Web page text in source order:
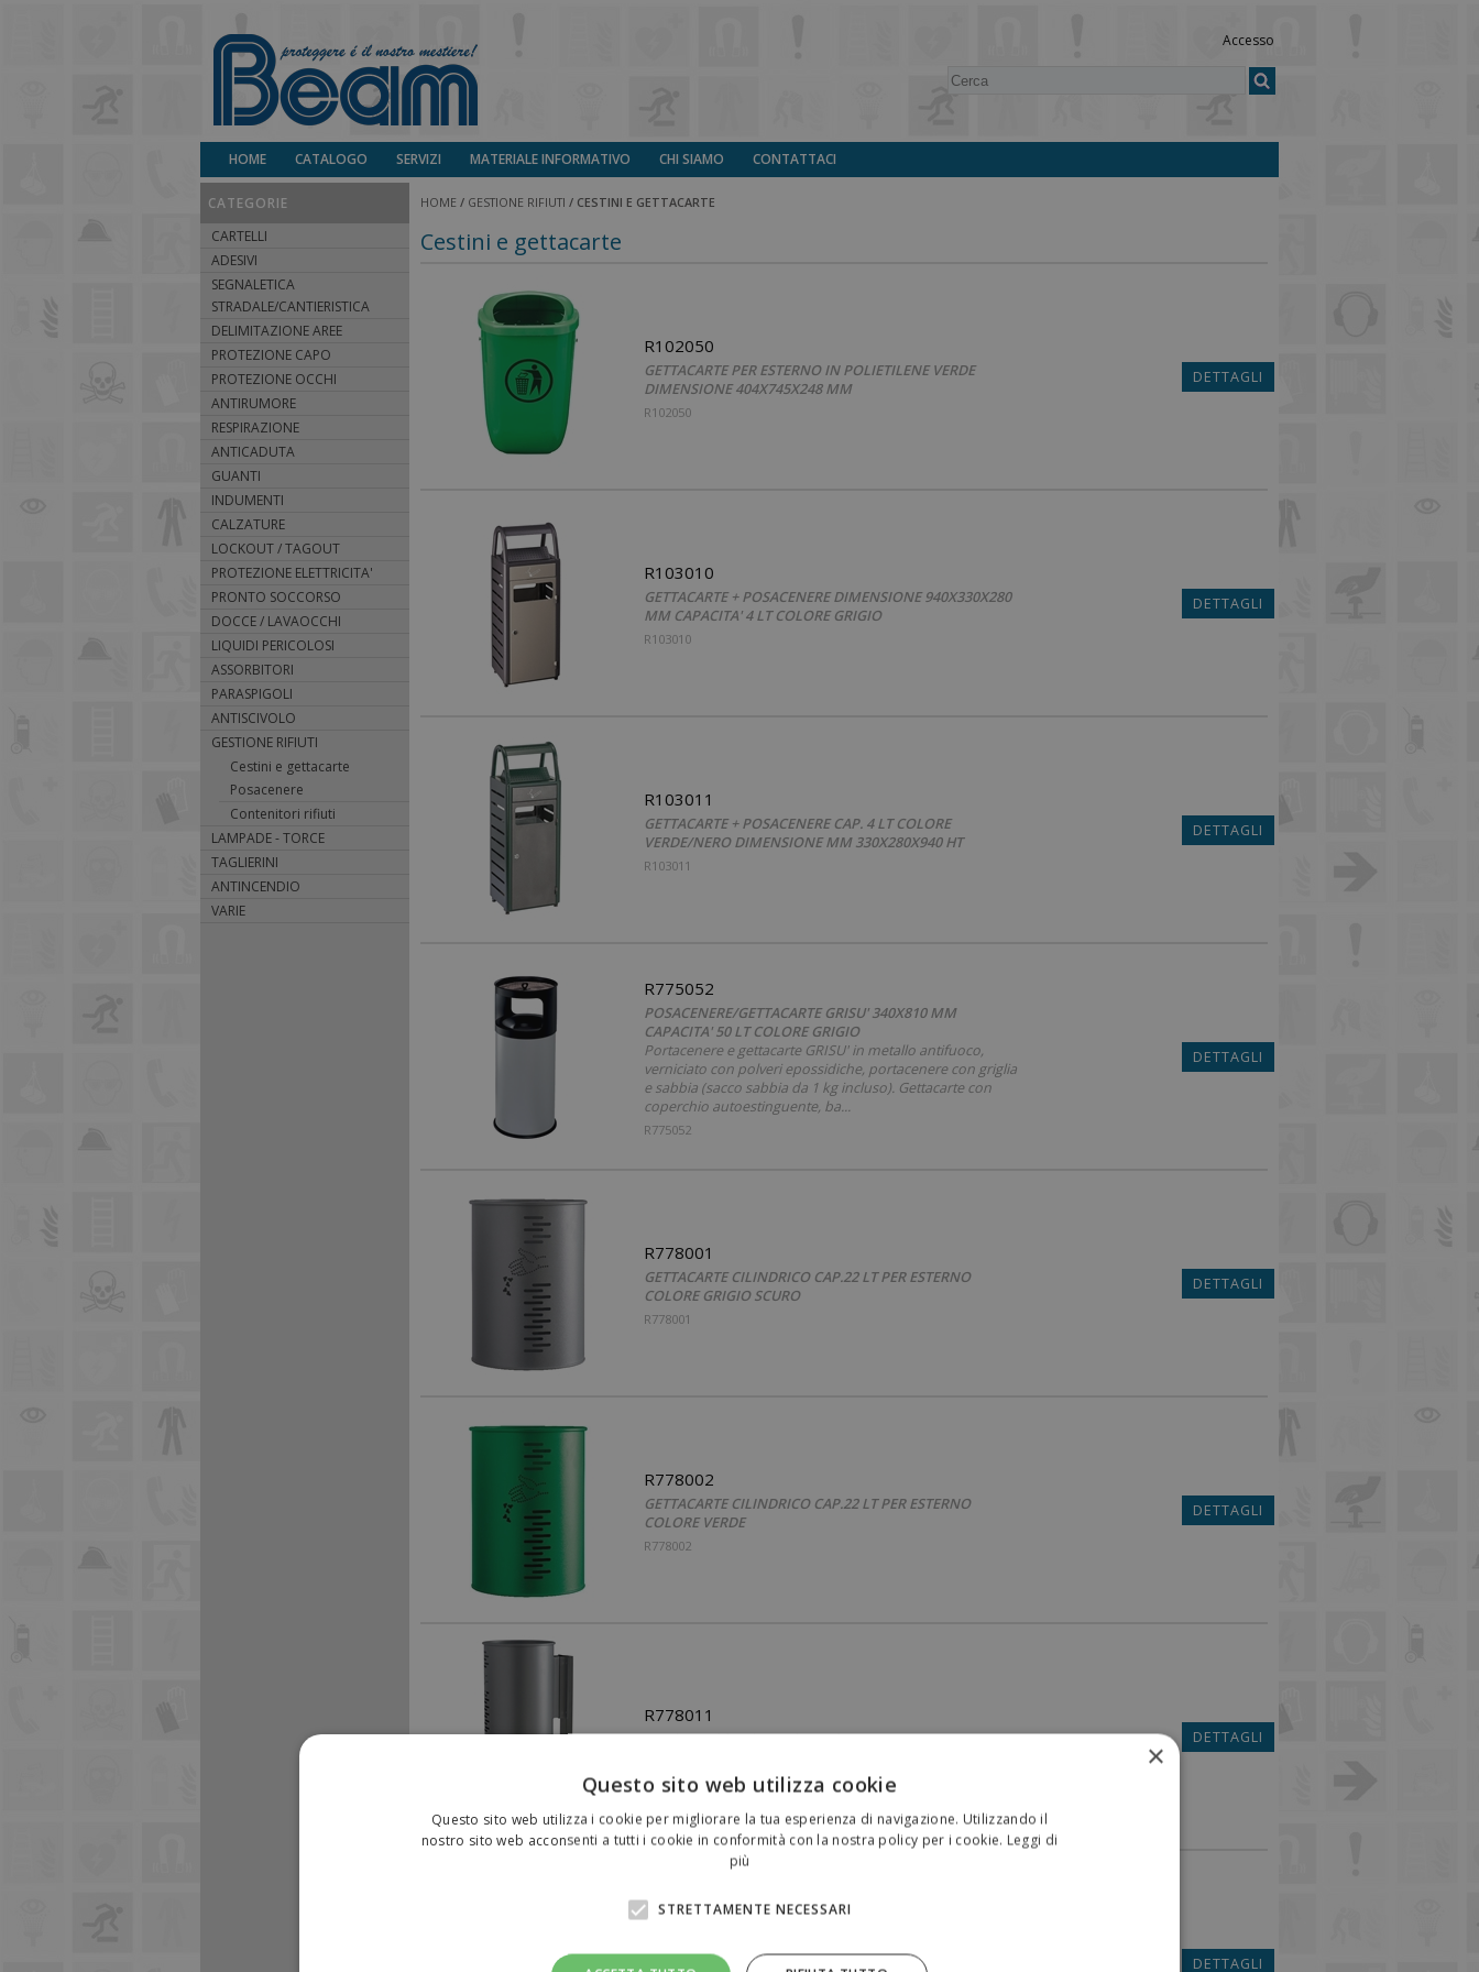
Accesso
HOME CATALOGO SERVIZI MATERIALE INFORMATIVO CHI SIAMO CONTATTACI
CATEGORIE
CARTELLI
ADESIVI
SEGNALETICA
STRADALE/CANTIERISTICA
DELIMITAZIONE AREE
PROTEZIONE CAPO
PROTEZIONE OCCHI
ANTIRUMORE
RESPIRAZIONE
ANTICADUTA
GUANTI
INDUMENTI
CALZATURE
LOCKOUT / TAGOUT
PROTEZIONE ELETTRICITA'
PRONTO SOCCORSO
DOCCE / LAVAOCCHI
LIQUIDI PERICOLOSI
ASSORBITORI
PARASPIGOLI
ANTISCIVOLO
GESTIONE RIFIUTI
Cestini e gettacarte
Posacenere
Contenitori rifiuti
LAMPADE - TORCE
TAGLIERINI
ANTINCENDIO
VARIE
HOME / GESTIONE RIFIUTI / CESTINI E GETTACARTE
Cestini e gettacarte
R102050
GETTACARTE PER ESTERNO IN POLIETILENE VERDE
DIMENSIONE 404X745X248 MM
R102050
DETTAGLI
R103010
GETTACARTE + POSACENERE DIMENSIONE 940X330X280
MM CAPACITA' 4 LT COLORE GRIGIO
R103010
DETTAGLI
R103011
GETTACARTE + POSACENERE CAP. 4 LT COLORE
VERDE/NERO DIMENSIONE MM 330X280X940 HT
R103011
DETTAGLI
R775052
POSACENERE/GETTACARTE GRISU' 340X810 MM
CAPACITA' 50 LT COLORE GRIGIO
Portacenere e gettacarte GRISU' in metallo antifuoco,
verniciato con polveri epossidiche, portacenere con griglia
e sabbia (sacco sabbia da 1 kg incluso). Gettacarte con
coperchio autoestinguente, ba...
R775052
DETTAGLI
R778001
GETTACARTE CILINDRICO CAP.22 LT PER ESTERNO
COLORE GRIGIO SCURO
R778001
DETTAGLI
R778002
GETTACARTE CILINDRICO CAP.22 LT PER ESTERNO
COLORE VERDE
R778002
DETTAGLI
R778011
PALO IN ACCIAIO PER GETTACARTE DETTAGLI
PALO AD INTERRAMENTO IN ACCIAIO ZINCATO ALTEZZA
DETTAGLI
×
Questo sito web utilizza cookie
Questo sito web utilizza i cookie per migliorare la tua esperienza di navigazione. Utilizzando il
nostro sito web acconsenti a tutti i cookie in conformità con la nostra policy per i cookie. Leggi di
più
STRETTAMENTE NECESSARI